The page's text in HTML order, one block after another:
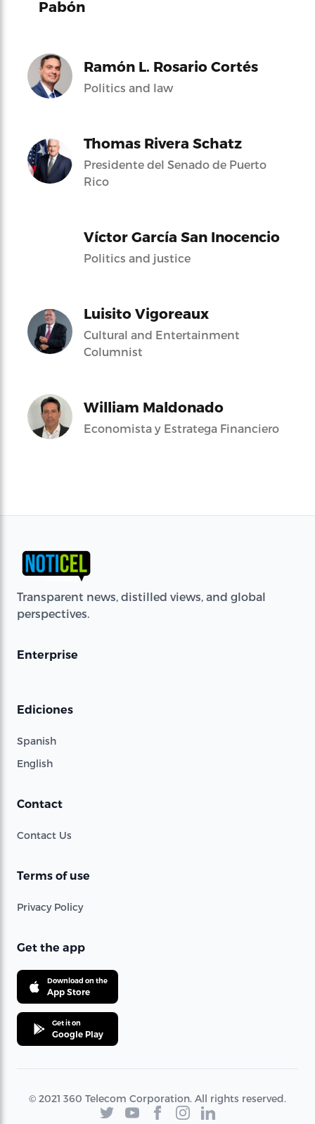
Pabón
Ramón L. Rosario Cortés
Politics and law
Thomas Rivera Schatz
Presidente del Senado de Puerto
Rico
Víctor García San Inocencio
Politics and justice
Luisito Vigoreaux
Cultural and Entertainment
Columnist
William Maldonado
Economista y Estratega Financiero
Transparent news, distilled views, and global
perspectives.
Enterprise
Ediciones
Spanish
English
Contact
Contact Us
Terms of use
Privacy Policy
Get the app
Download on the
App Store
Get it on
Google Play
© 2021 360 Telecom Corporation. All rights reserved.